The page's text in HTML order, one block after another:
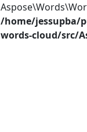
/home/jessupba/
words-cloud/src/